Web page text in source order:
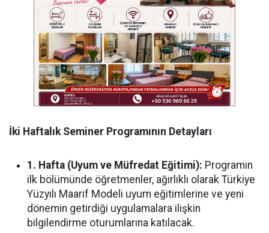
İki Haftalık Seminer Programının Detayları
1. Hafta (Uyum ve Müfredat Eğitimi): Programın
ilk bölümünde öğretmenler, ağırlıklı olarak Türkiye
Yüzyılı Maarif Modeli uyum eğitimlerine ve yeni
dönemin getirdiği uygulamalara ilişkin
bilgilendirme oturumlarına katılacak.